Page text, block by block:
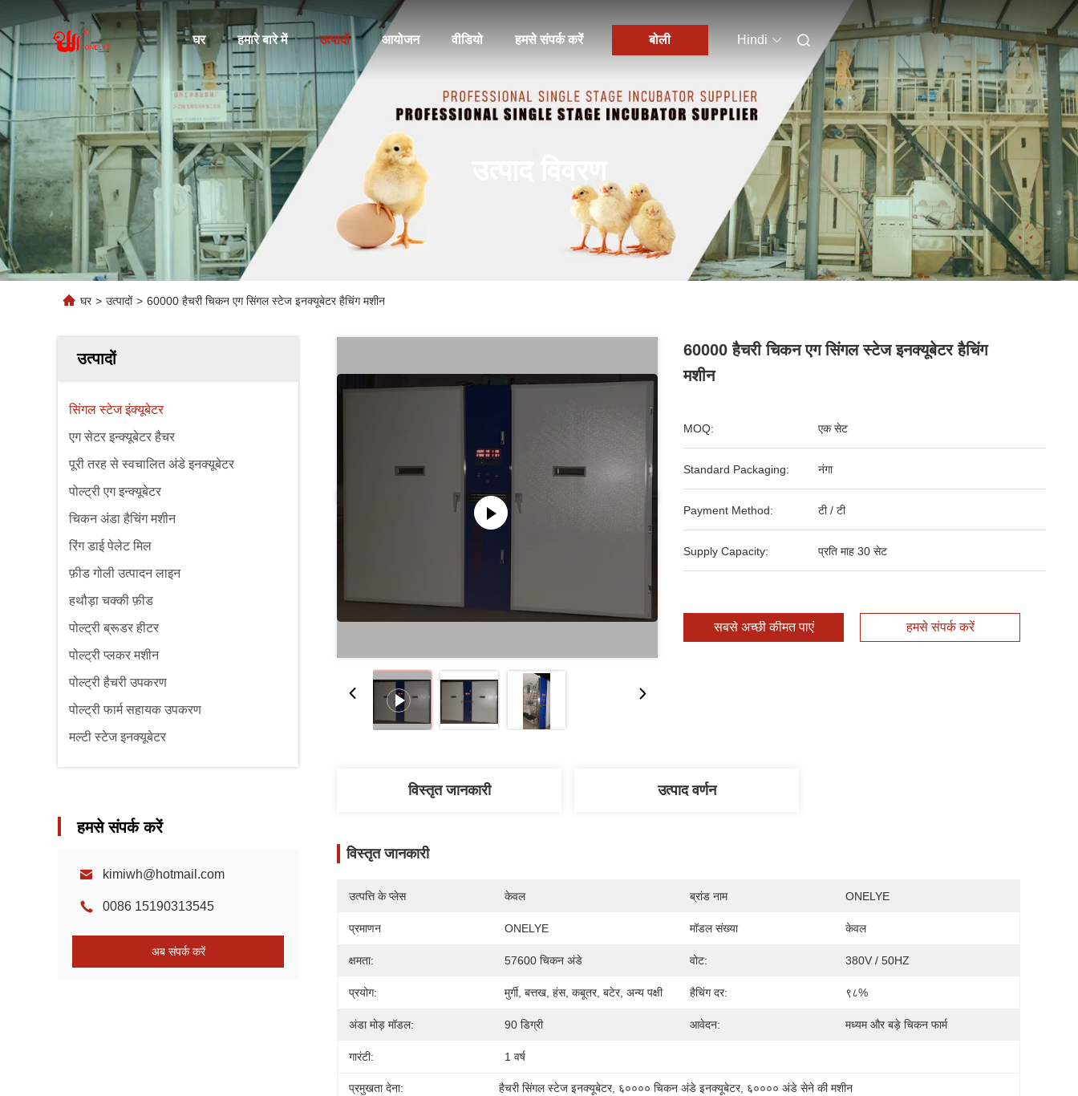
घर हमारे बारे में उत्पादों आयोजन वीडियो हमसे संपर्क करें बोली Hindi
घर > उत्पादों > 60000 हैचरी चिकन एग सिंगल स्टेज इनक्यूबेटर हैचिंग मशीन
उत्पादों
सिंगल स्टेज इंक्यूबेटर
एग सेटर इन्क्यूबेटर हैचर
पूरी तरह से स्वचालित अंडे इनक्यूबेटर
पोल्ट्री एग इन्क्यूबेटर
चिकन अंडा हैचिंग मशीन
रिंग डाई पेलेट मिल
फ़ीड गोली उत्पादन लाइन
हथौड़ा चक्की फ़ीड
पोल्ट्री ब्रूडर हीटर
पोल्ट्री प्लकर मशीन
पोल्ट्री हैचरी उपकरण
पोल्ट्री फार्म सहायक उपकरण
मल्टी स्टेज इनक्यूबेटर
हमसे संपर्क करें
kimiwh@hotmail.com
0086 15190313545
अब संपर्क करें
60000 हैचरी चिकन एग सिंगल स्टेज इनक्यूबेटर हैचिंग
मशीन
MOQ: एक सेट
Standard Packaging: नंगा
Payment Method: टी / टी
Supply Capacity: प्रति माह 30 सेट
सबसे अच्छी कीमत पाएं हमसे संपर्क करें
विस्तृत जानकारी उत्पाद वर्णन
विस्तृत जानकारी
उत्पत्ति के प्लेस केवल ब्रांड नाम ONELYE
प्रमाणन ONELYE मॉडल संख्या केवल
क्षमता: 57600 चिकन अंडे वोट: 380V / 50HZ
प्रयोग: मुर्गी, बत्तख, हंस, कबूतर, बटेर, अन्य पक्षी हैचिंग दर: ९८%
अंडा मोड़ मॉडल: 90 डिग्री आवेदन: मध्यम और बड़े चिकन फार्म
गारंटी: 1 वर्ष
प्रमुखता देना: हैचरी सिंगल स्टेज इनक्यूबेटर, ६०००० चिकन अंडे इनक्यूबेटर, ६०००० अंडे सेने की मशीन